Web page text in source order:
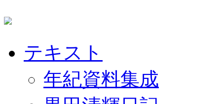
テキスト
年紀資料集成